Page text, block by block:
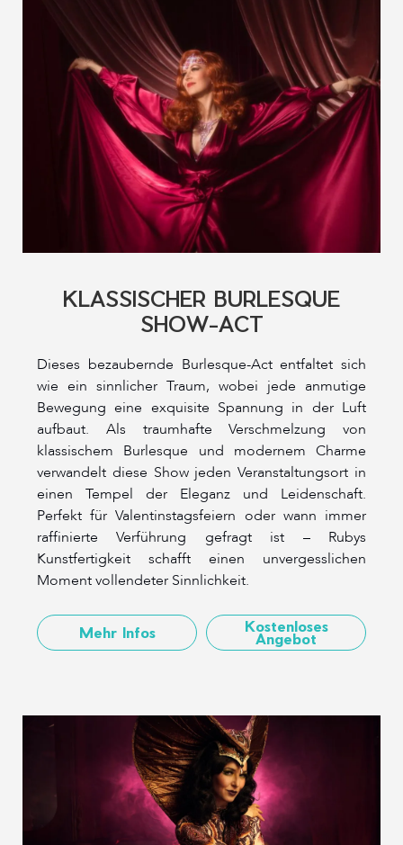
KLASSISCHER BURLESQUE
SHOW-ACT
Dieses bezaubernde Burlesque-Act entfaltet sich
wie ein sinnlicher Traum, wobei jede anmutige
Bewegung eine exquisite Spannung in der Luft
aufbaut. Als traumhafte Verschmelzung von
klassischem Burlesque und modernem Charme
verwandelt diese Show jeden Veranstaltungsort in
einen Tempel der Eleganz und Leidenschaft.
Perfekt für Valentinstagsfeiern oder wann immer
raffinierte Verführung gefragt ist – Rubys
Kunstfertigkeit schafft einen unvergesslichen
Moment vollendeter Sinnlichkeit.
Mehr Infos Kostenloses
Angebot